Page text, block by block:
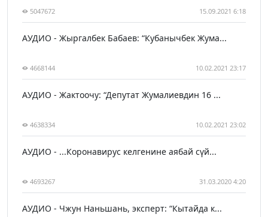
5047672 15.09.2021 6:18
АУДИО - Жыргалбек Бабаев: “Кубанычбек Жума...
4668144 10.02.2021 23:17
АУДИО - Жактоочу: “Депутат Жумалиевдин 16 ...
4638334 10.02.2021 23:02
АУДИО - ...Коронавирус келгенине аябай сүй...
4693267 31.03.2020 4:20
АУДИО - Чжун Наньшань, эксперт: “Кытайда к...